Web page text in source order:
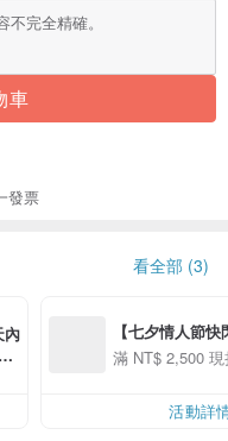
完全精確。
車
發票
看全部 (3)
內
【七夕情人節
用 APP 購買任
滿 NT$ 2,500
活動詳